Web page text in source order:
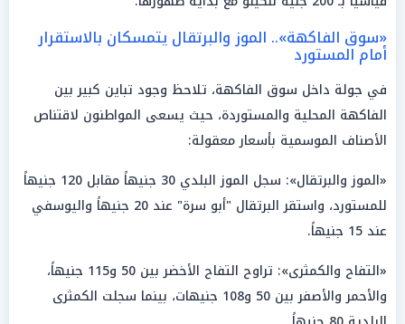
«سوق الفاكهة».. الموز والبرتقال يتمسكان بالاستقرار
أمام المستورد
في جولة داخل سوق الفاكهة، تلاحظ وجود تباين كبير بين
الفاكهة المحلية والمستوردة، حيث يسعى المواطنون لاقتناص
الأصناف الموسمية بأسعار معقولة:
«الموز والبرتقال»: سجل الموز البلدي 30 جنيهاً مقابل 120 جنيهاً
للمستورد، واستقر البرتقال "أبو سرة" عند 20 جنيهاً واليوسفي
عند 15 جنيهاً.
«التفاح والكمثرى»: تراوح التفاح الأخضر بين 50 و115 جنيهاً،
والأحمر والأصفر بين 50 و108 جنيهات، بينما سجلت الكمثرى